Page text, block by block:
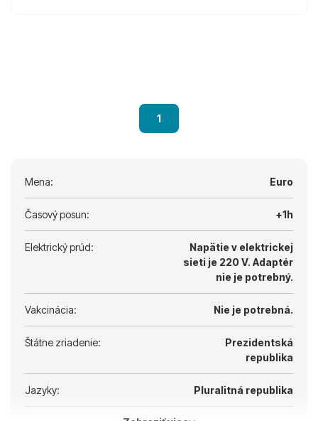
1
Mena: Euro
Časový posun: +1h
Elektrický prúd:
Napätie v elektrickej
sieti je 220 V. Adaptér
nie je potrebný.
Vakcinácia: Nie je potrebná.
Štátne zriadenie:
Prezidentská
republika
Jazyky: Pluralitná republika